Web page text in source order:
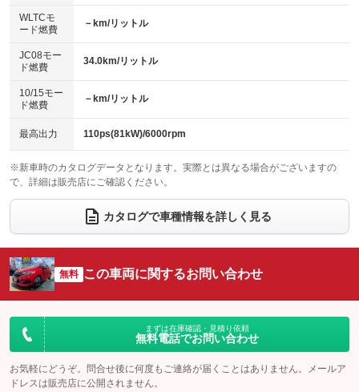
センターデフロック
：装備なし
電動格納ミラー
：装備あり
エアロ
：装備なし
：装備なし
パワーシート
ベンチシート
：装備なし
チップアップシート
：装備なし
：装備なし ：装備あり
ウォークスルー
：装備なし
電動リアゲート フロントカメラ
：装備なし
：装備なし ：装備なし
サイドカメラ
：装備なし ルーフレール
：装備なし
：装備なし
：装備なし
WLTCモ
ード燃費
－km/リットル
JC08モー
ド燃費
34.0km/リットル
10/15モー
ド燃費
－km/リットル
最高出力 110ps(81kW)/6000rpm
※新車時のカタログデータとなります。実際とは異なる場合がございますの
で、詳細は販売店にご確認ください。
カタログで車種情報を詳しく見る
無料 この車両に関するお問い合わせ
まずは在庫確認・見積り依頼
無料電話でお問い合わせ
お気軽にどうぞ。問合せ後に何度もご連絡が届くことはありません。メールア
ドレスは販売店に公開されません。